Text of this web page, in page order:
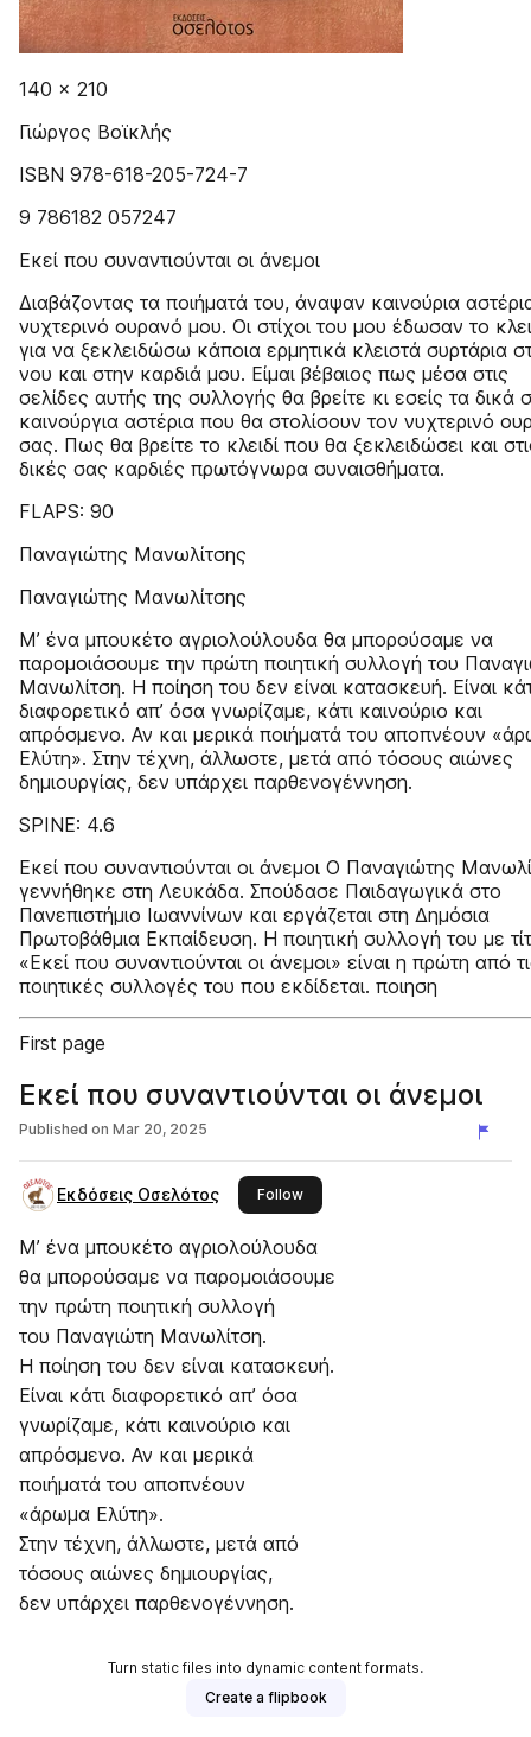
140 × 210
Γιώργος Βοϊκλής
ISBN 978-618-205-724-7
9 786182 057247
Εκεί που συναντιούνται οι άνεμοι
Διαβάζοντας τα ποιήματά του, άναψαν καινούρια
νυχτερινό ουρανό μου. Οι στίχοι του μου έδωσαν το
για να ξεκλειδώσω κάποια ερμητικά κλειστά συρτάρια
νου και στην καρδιά μου. Είμαι βέβαιος πως μέσα στις
σελίδες αυτής της συλλογής θα βρείτε κι εσείς τα δικά
καινούργια αστέρια που θα στολίσουν τον νυχτερινό
σας. Πως θα βρείτε το κλειδί που θα ξεκλειδώσει και
δικές σας καρδιές πρωτόγνωρα συναισθήματα.
FLAPS: 90
Παναγιώτης Μανωλίτσης
Παναγιώτης Μανωλίτσης
Μ’ ένα μπουκέτο αγριολούλουδα θα μπορούσαμε να
παρομοιάσουμε την πρώτη ποιητική συλλογή του
Μανωλίτση. Η ποίηση του δεν είναι κατασκευή. Είναι
διαφορετικό απ’ όσα γνωρίζαμε, κάτι καινούριο και
απρόσμενο. Αν και μερικά ποιήματά του αποπνέουν
Ελύτη». Στην τέχνη, άλλωστε, μετά από τόσους αιώνες
δημιουργίας, δεν υπάρχει παρθενογέννηση.
SPINE: 4.6
Εκεί που συναντιούνται οι άνεμοι Ο Παναγιώτης
γεννήθηκε στη Λευκάδα. Σπούδασε Παιδαγωγικά στο
Πανεπιστήμιο Ιωαννίνων και εργάζεται στη Δημόσια
Πρωτοβάθμια Εκπαίδευση. Η ποιητική συλλογή του με
«Εκεί που συναντιούνται οι άνεμοι» είναι η πρώτη από
ποιητικές συλλογές του που εκδίδεται. ποιηση
First page
Εκεί που συναντιούνται οι άνεμοι
Published on Mar 20, 2025
Εκδόσεις Οσελότος Followthis publisher
Μ’ ένα μπουκέτο αγριολούλουδα
θα μπορούσαμε να παρομοιάσουμε
την πρώτη ποιητική συλλογή
του Παναγιώτη Μανωλίτση.
Η ποίηση του δεν είναι κατασκευή.
Είναι κάτι διαφορετικό απ’ όσα
γνωρίζαμε, κάτι καινούριο και
απρόσμενο. Αν και μερικά
ποιήματά του αποπνέουν
«άρωμα Ελύτη».
Στην τέχνη, άλλωστε, μετά από
τόσους αιώνες δημιουργίας,
δεν υπάρχει παρθενογέννηση.
Turn static files into dynamic content formats.
Create a flipbook